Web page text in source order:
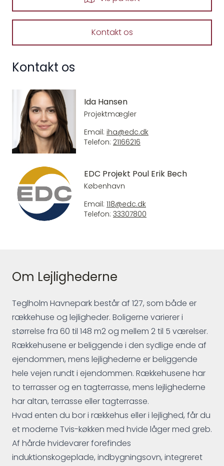
Kontakt os
Kontakt os
Ida Hansen
Projektmægler
Email: iha@edc.dk
Telefon: 21166216
EDC Projekt Poul Erik Bech
København
Email: 118@edc.dk
Telefon: 33307800
Om Lejlighederne
Teglholm Havnepark består af 127, som både er
rækkehuse og lejligheder. Boligerne varierer i
størrelse fra 60 til 148 m2 og mellem 2 til 5 værelser.
Rækkehusene er beliggende i den sydlige ende af
ejendommen, mens lejlighederne er beliggende
hele vejen rundt i ejendommen. Rækkehusene har
to terrasser og en tagterrasse, mens lejlighederne
har altan, terrasse eller tagterrasse.
Hvad enten du bor i rækkehus eller i lejlighed, får du
et moderne Tvis-køkken med hvide låger med greb.
Af hårde hvidevarer forefindes
induktionskogeplade, indbygningsovn, integreret